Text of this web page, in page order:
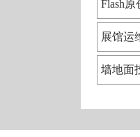
Flash原
展馆运
墙地面